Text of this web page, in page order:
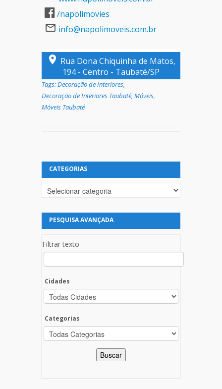
/napolimovies
info@napolimoveis.com.br
Rua Dona Chiquinha de Matos,
194 - Centro - Taubaté/SP
Tags:Decoração de Interiores,
Decoração de Interiores Taubaté, Móveis,
Móveis Taubaté
CATEGORIAS
Categorias
PESQUISA AVANÇADA
Filtrar texto
Cidades
Categorias